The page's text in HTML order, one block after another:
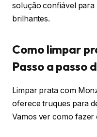
solução confiável para
brilhantes.
Como limpar
Passo a passo
Limpar prata com
oferece truques para
Vamos ver como fazer